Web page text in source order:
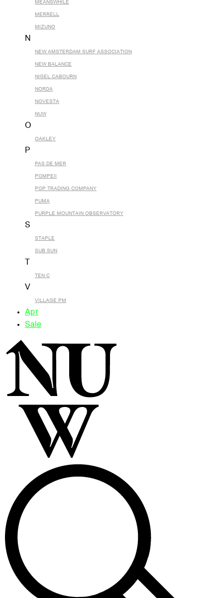
MEANSWHILE
MERRELL
MIZUNO
N
NEW AMSTERDAM SURF ASSOCIATION
NEW BALANCE
NIGEL CABOURN
NORDA
NOVESTA
NUW
O
OAKLEY
P
PAS DE MER
POMPEII
POP TRADING COMPANY
PUMA
PURPLE MOUNTAIN OBSERVATORY
S
STAPLE
SUB SUN
TEN C
V
VILLAGE PM
Арт
Sale